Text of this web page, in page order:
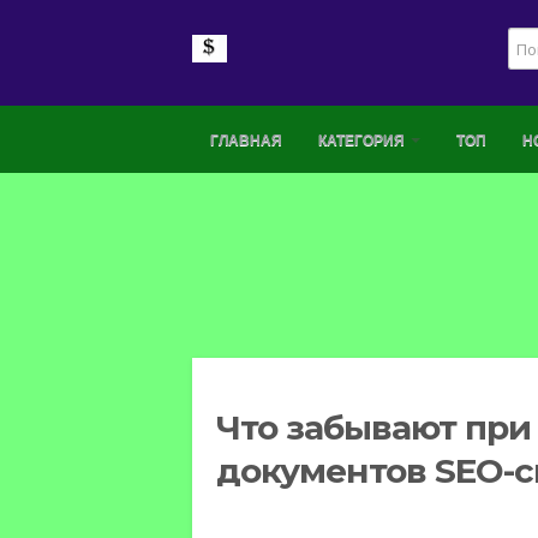
ГЛАВНАЯ КАТЕГОРИЯ ТОП
Что забывают
документов